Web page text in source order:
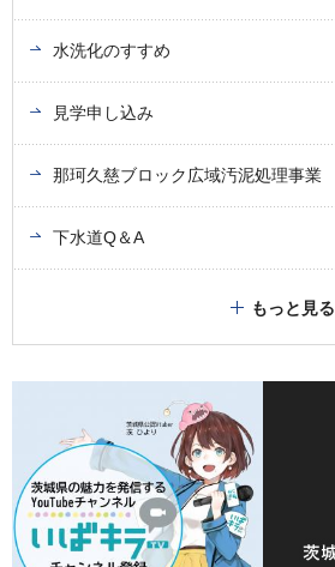
水洗化のすすめ
見学申し込み
那珂久慈ブロック広域汚泥処理事業
下水道Q＆A
もっと見る